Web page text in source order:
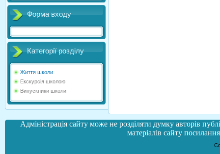
Форма входу
Категорії розділу
Життя школи
Екскурсія школою
Випускники школи
Адміністрація сайту може не розділяти думку авторів
матеріалів сайту